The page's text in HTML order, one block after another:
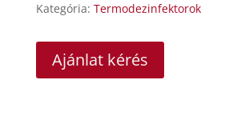
Kategória: Termodezinfektorok
Ajánlat kérés